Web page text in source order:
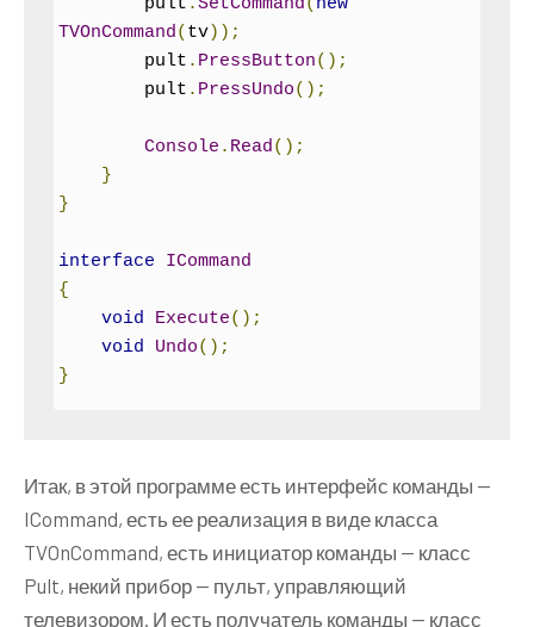
TVOnCommand( tv));
        pult
. PressButton();
        pult
. PressUndo();
Console . Read();
}
}
interface
ICommand
{
void
Execute();
void
Undo();
}
{
public void On()
{
Console
"Телевизор
включен!"
Итак, в этой программе есть интерфейс команды —
ICommand, есть ее реализация в виде класса
TVOnCommand, есть инициатор команды — класс
Pult, некий прибор — пульт, управляющий
телевизором. И есть получатель команды — класс